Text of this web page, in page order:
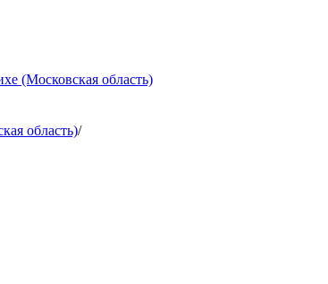
(Московская область)
область)/